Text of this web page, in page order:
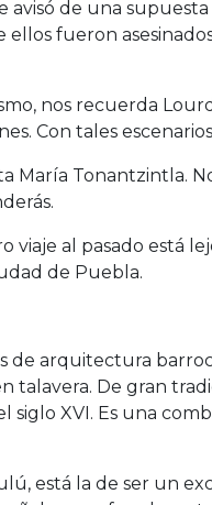
de una
fueron
nos recuerda
Con tales
María Tonantzintla.
viaje al pasado está
de Puebla.
de arquitectura
talavera. De gran
siglo XVI. Es una
está la de ser un